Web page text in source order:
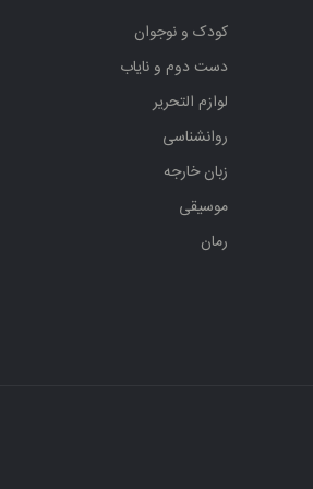
کودک و نوجوان
دست دوم و نایاب
لوازم التحریر
روانشناسی
زبان خارجه
موسیقی
رمان